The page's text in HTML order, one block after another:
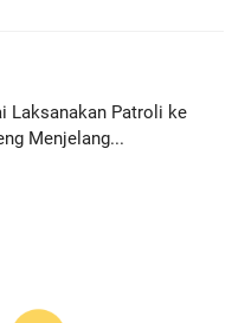
Laksanakan Patroli ke
Menjelang...